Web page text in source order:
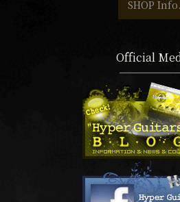
SHOP Info.
Official